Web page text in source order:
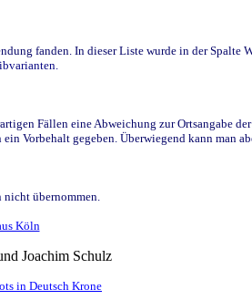
fanden. In dieser Liste wurde in der Spalte
Fällen eine Abweichung zur Ortsangabe
Vorbehalt gegeben. Überwiegend kann man
übernommen.
Köln
Joachim Schulz
in Deutsch Krone